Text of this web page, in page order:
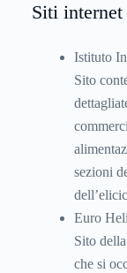
Siti internet
Istituto
Sito
sezioni
Euro
Sito
che si